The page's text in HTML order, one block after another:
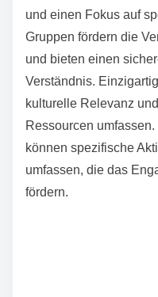
und einen Fokus auf
Gruppen fördern die
und bieten einen
Verständnis.
kulturelle Relevanz
Ressourcen
können spezifische
umfassen, die das
fördern.